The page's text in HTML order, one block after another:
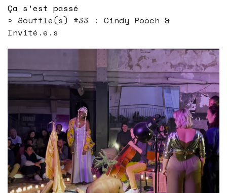
Ça s’est passé
Souffle(s) #33 : Cindy Pooch &
Invité.e.s